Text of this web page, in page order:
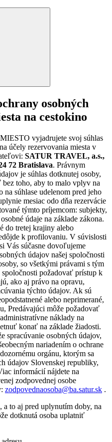
osobných
na cestokino
vyjadrujete svoj súhlas
účely rezervovania miesta v
SATUR TRAVEL, a.s.,
72 Bratislava. Právnym
je súhlas dotknutej osoby,
toho, aby to malo vplyv na
na súhlase udelenom pred jeho
mesiac odo dňa rezervácie
týmto príjemcom: subjekty,
údaje na základe zákona.
do tretej krajiny alebo
k profilovaniu. V súvislosti
Vás súčasne dovoľujeme
údajov našej spoločnosti
so všetkými právami s tým
požadovať prístup k
ako aj právo na opravu,
týchto údajov. Ak sú
alebo neprimerané,
Predávajúci môže požadovať
náklady na
konať na základe žiadosti.
spracúvanie osobných údajov,
nariadením o ochrane
orgánu, ktorým sa
údajov Slovenskej republiky,
informácií nájdete na
zodpovednej osobe
zodpovednaosoba@ba.satur.sk .
to aj pred uplynutím doby, na
dotknutá osoba uplatniť